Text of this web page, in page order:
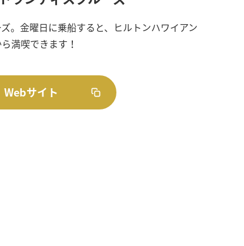
。金曜日に乗船すると、ヒルトンハワイアン
満喫できます！
Webサイト